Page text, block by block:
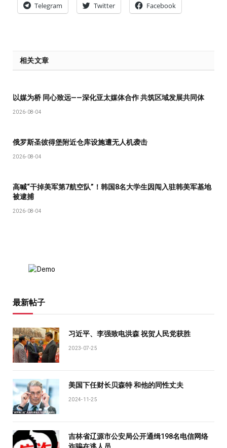
Telegram Twitter Facebook
相关文章
以媒为桥 同心致远——深化亚太媒体合作 共筑区域发展共同体
2026-08-04
俄罗斯圣彼得堡附近仓库设施遭无人机袭击
2026-08-04
高喊“干掉美军第7航空队”！韩国8名大学生因闯入驻韩美军基地
被逮捕
2026-08-04
最新帖子
习近平、李强致电洪森 祝贺人民党获胜
2023-07-25
美国下任财长贝森特 和他的同性丈夫
2024-11-25
吉林省辽源市公安局公开通缉198名电信网络
诈骗在逃人员